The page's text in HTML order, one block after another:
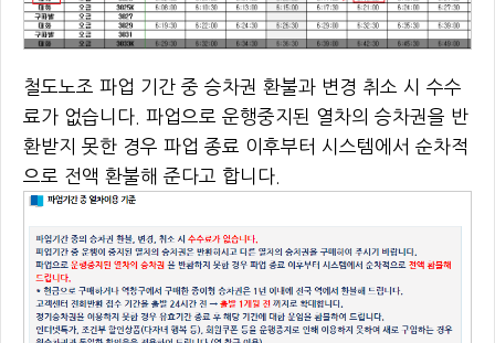
철도노조 파업 기간 중 승차권 환불과 변경 취소 시 수수
료가 없습니다. 파업으로 운행중지된 열차의 승차권을 반
환받지 못한 경우 파업 종료 이후부터 시스템에서 순차적
으로 전액 환불해 준다고 합니다.